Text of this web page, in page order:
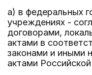
а) в федеральных
учреждениях -
договорами,
актами в
законами и иными
актами